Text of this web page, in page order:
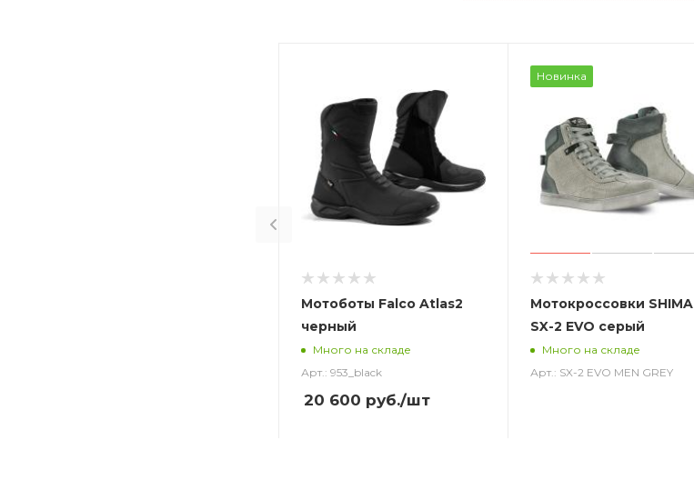
Мотоботы Falco Atlas2
черный
Много на складе
Арт.: 953_black
20 600 руб./шт
Новинка
Мотокроссовки SHIMA
SX-2 EVO серый
Много на складе
Арт.: SX-2 EVO MEN GREY